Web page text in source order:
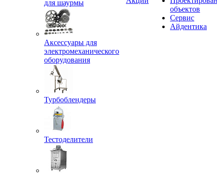
для шаурмы
Аксессуары для
электромеханического
оборудования
Турбоблендеры
Тестоделители
объектов
Сервис
Айдентика